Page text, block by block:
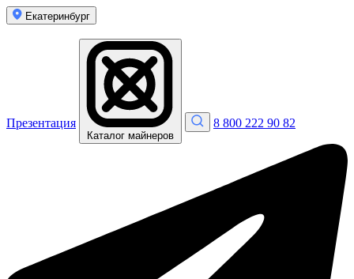
Екатеринбург
Презентация
Каталог майнеров
8 800 222 90 82